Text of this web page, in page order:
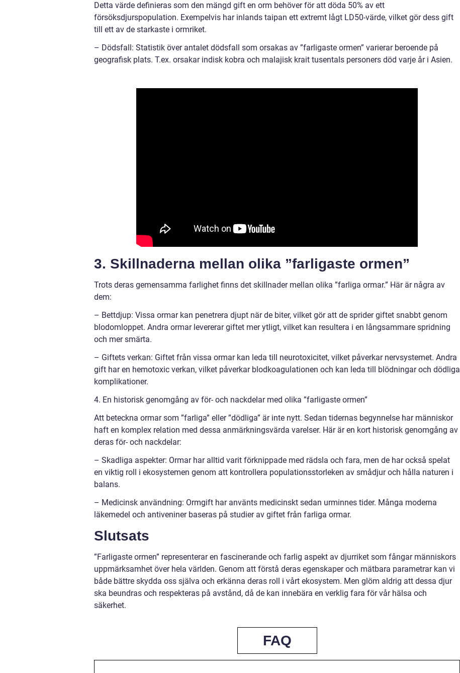
Detta värde definieras som den mängd gift en orm behöver för att döda 50% av ett
försöksdjurspopulation. Exempelvis har inlands taipan ett extremt lågt LD50-värde, vilket gör dess gift
till ett av de starkaste i ormriket.
– Dödsfall: Statistik över antalet dödsfall som orsakas av ”farligaste ormen” varierar beroende på
geografisk plats. T.ex. orsakar indisk kobra och malajisk krait tusentals personers död varje år i Asien.
3. Skillnaderna mellan olika ”farligaste ormen”
Trots deras gemensamma farlighet finns det skillnader mellan olika ”farliga ormar.” Här är några av
dem:
– Bettdjup: Vissa ormar kan penetrera djupt när de biter, vilket gör att de sprider giftet snabbt genom
blodomloppet. Andra ormar levererar giftet mer ytligt, vilket kan resultera i en långsammare spridning
och mer smärta.
– Giftets verkan: Giftet från vissa ormar kan leda till neurotoxicitet, vilket påverkar nervsystemet. Andra
gift har en hemotoxic verkan, vilket påverkar blodkoagulationen och kan leda till blödningar och dödliga
komplikationer.
4. En historisk genomgång av för- och nackdelar med olika ”farligaste ormen”
Att beteckna ormar som ”farliga” eller ”dödliga” är inte nytt. Sedan tidernas begynnelse har människor
haft en komplex relation med dessa anmärkningsvärda varelser. Här är en kort historisk genomgång av
deras för- och nackdelar:
– Skadliga aspekter: Ormar har alltid varit förknippade med rädsla och fara, men de har också spelat
en viktig roll i ekosystemen genom att kontrollera populationsstorleken av smådjur och hålla naturen i
balans.
– Medicinsk användning: Ormgift har använts medicinskt sedan urminnes tider. Många moderna
läkemedel och antiveniner baseras på studier av giftet från farliga ormar.
Slutsats
”Farligaste ormen” representerar en fascinerande och farlig aspekt av djurriket som fångar människors
uppmärksamhet över hela världen. Genom att förstå deras egenskaper och mätbara parametrar kan vi
både bättre skydda oss själva och erkänna deras roll i vårt ekosystem. Men glöm aldrig att dessa djur
ska beundras och respekteras på avstånd, då de kan innebära en verklig fara för vår hälsa och
säkerhet.
FAQ